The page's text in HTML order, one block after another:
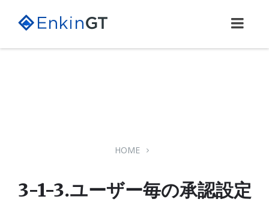
content
main
footer
HOME
3-1-3.ユーザー毎の承認設定